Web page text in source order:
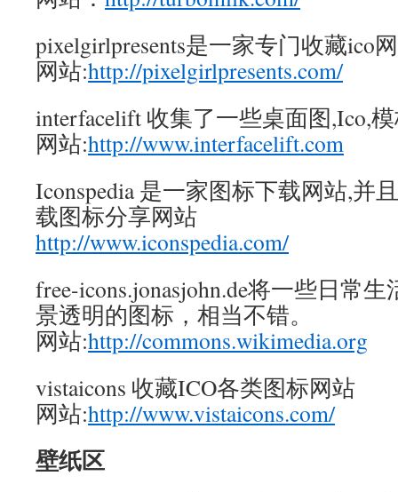
pixelgirlpresents是一家专门收藏ico
网站:http://pixelgirlpresents.com/
interfacelift 收集了一些桌面图,Ico,
网站:http://www.interfacelift.com
Iconspedia 是一家图标下载网站,并
载图标分享网站
http://www.iconspedia.com/
free-icons.jonasjohn.de将一些日常
景透明的图标，相当不错。
网站:http://commons.wikimedia.org
vistaicons 收藏ICO各类图标网站
网站:http://www.vistaicons.com/
壁纸区